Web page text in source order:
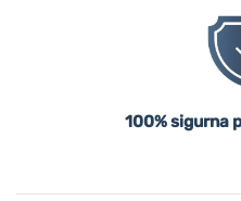
100% sigurna